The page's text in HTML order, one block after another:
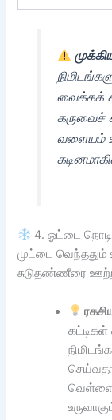
வைக்கக்
கருவைச்
வளையம்
4. ஓட்டை
முட்டை வெந்ததும்
சுடுதண்ணீரை
கட்டிகள்